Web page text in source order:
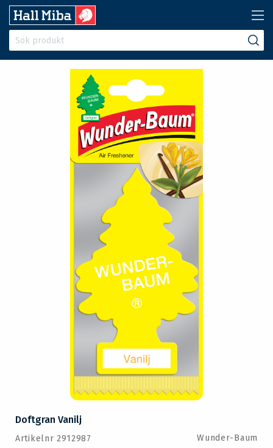
Doftgran Vanilj
Artikelnr 2912987 Wunder-Baum